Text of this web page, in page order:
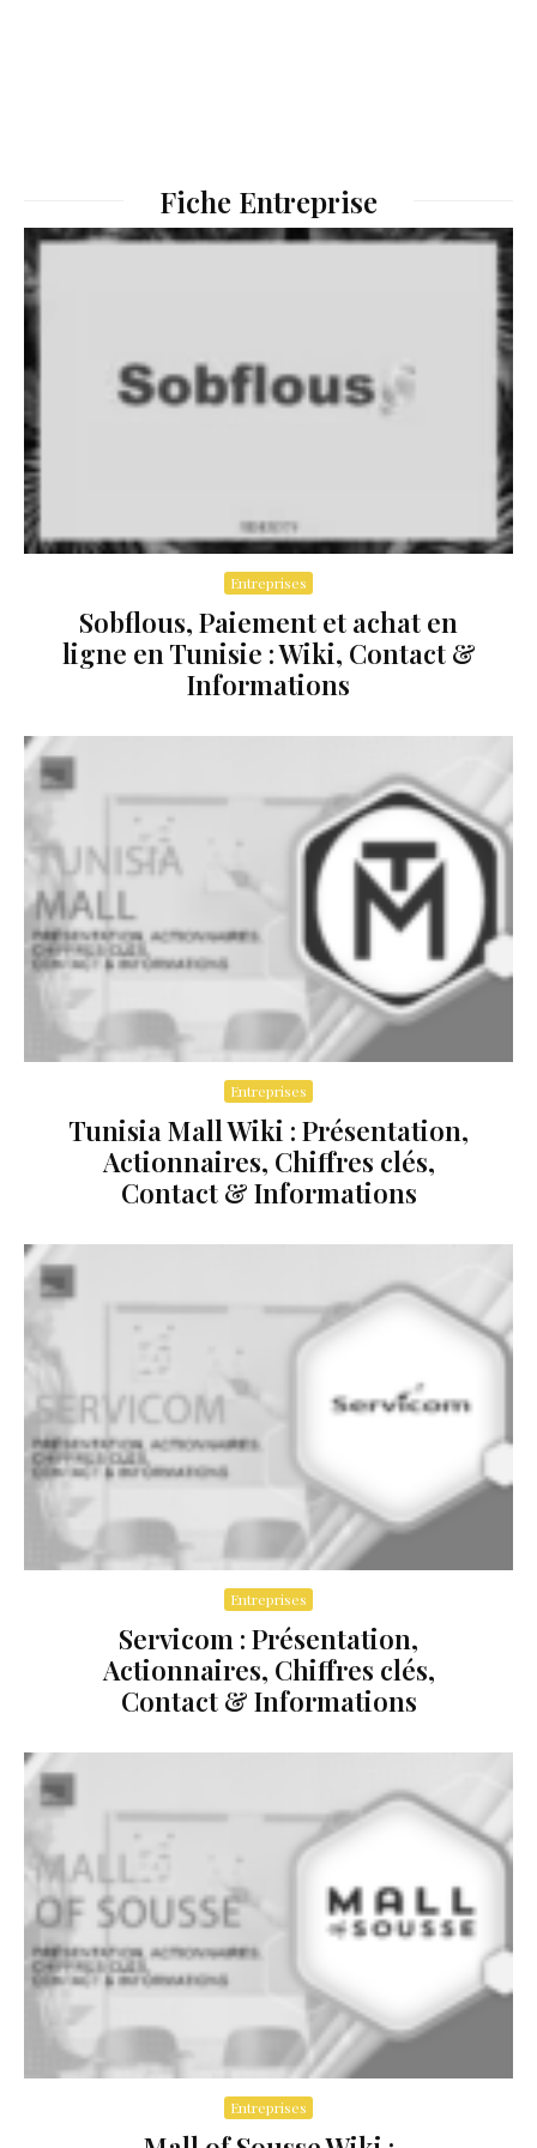
Fiche Entreprise
Entreprises
Sobflous, Paiement et achat en
ligne en Tunisie : Wiki, Contact &
Informations
Entreprises
Tunisia Mall Wiki : Présentation,
Actionnaires, Chiffres clés,
Contact & Informations
Entreprises
Servicom : Présentation,
Actionnaires, Chiffres clés,
Contact & Informations
Entreprises